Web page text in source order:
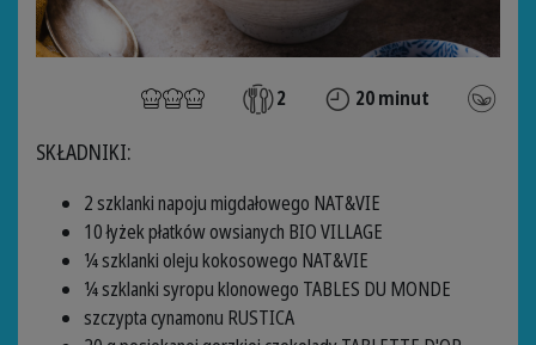
2 20 minut
SKŁADNIKI:
2 szklanki napoju migdałowego NAT&VIE
10 łyżek płatków owsianych BIO VILLAGE
¼ szklanki oleju kokosowego NAT&VIE
¼ szklanki syropu klonowego TABLES DU MONDE
szczypta cynamonu RUSTICA